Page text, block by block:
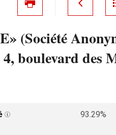
(Société
boulevard des
93.29%